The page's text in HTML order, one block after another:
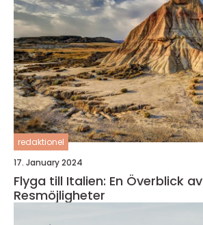
redaktionel
17. January 2024
Flyga till Italien: En Överblick av
Resmöjligheter